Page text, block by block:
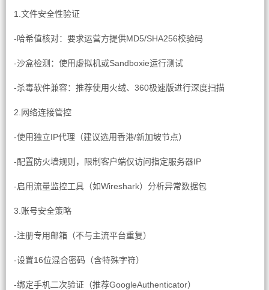
1.文件安全性验证
-哈希值核对：要求运营方提供MD5/SHA256校验码
-沙盒检测：使用虚拟机或Sandboxie运行测试
-杀毒软件兼容：推荐使用火绒、360极速版进行深度扫描
2.网络连接管控
-使用独立IP代理（建议选用香港/新加坡节点）
-配置防火墙规则，限制客户端仅访问指定服务器IP
-启用流量监控工具（如Wireshark）分析异常数据包
3.账号安全策略
-注册专用邮箱（不与主流平台重复）
-设置16位混合密码（含特殊字符）
-绑定手机二次验证（推荐GoogleAuthenticator）